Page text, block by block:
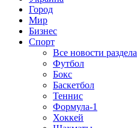
Город
Мир
Бизнес
Спорт
Все новости раздела
Футбол
Бокс
Баскетбол
Теннис
Формула-1
Хоккей